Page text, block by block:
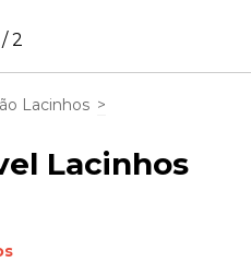
/2
Lacinhos >
Lacinhos